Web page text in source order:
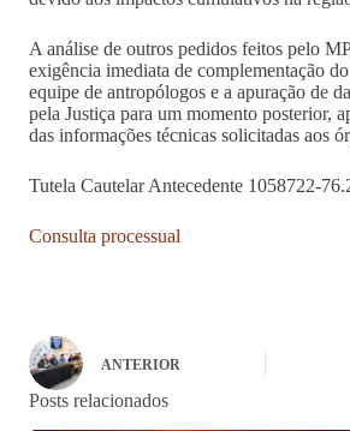
A análise de outros pedidos feitos pelo
exigência imediata de complementação
equipe de antropólogos e a apuração de
pela Justiça para um momento posterior,
das informações técnicas solicitadas aos
Tutela Cautelar Antecedente 1058722-
Consulta processual
ANTERIOR
Posts relacionados